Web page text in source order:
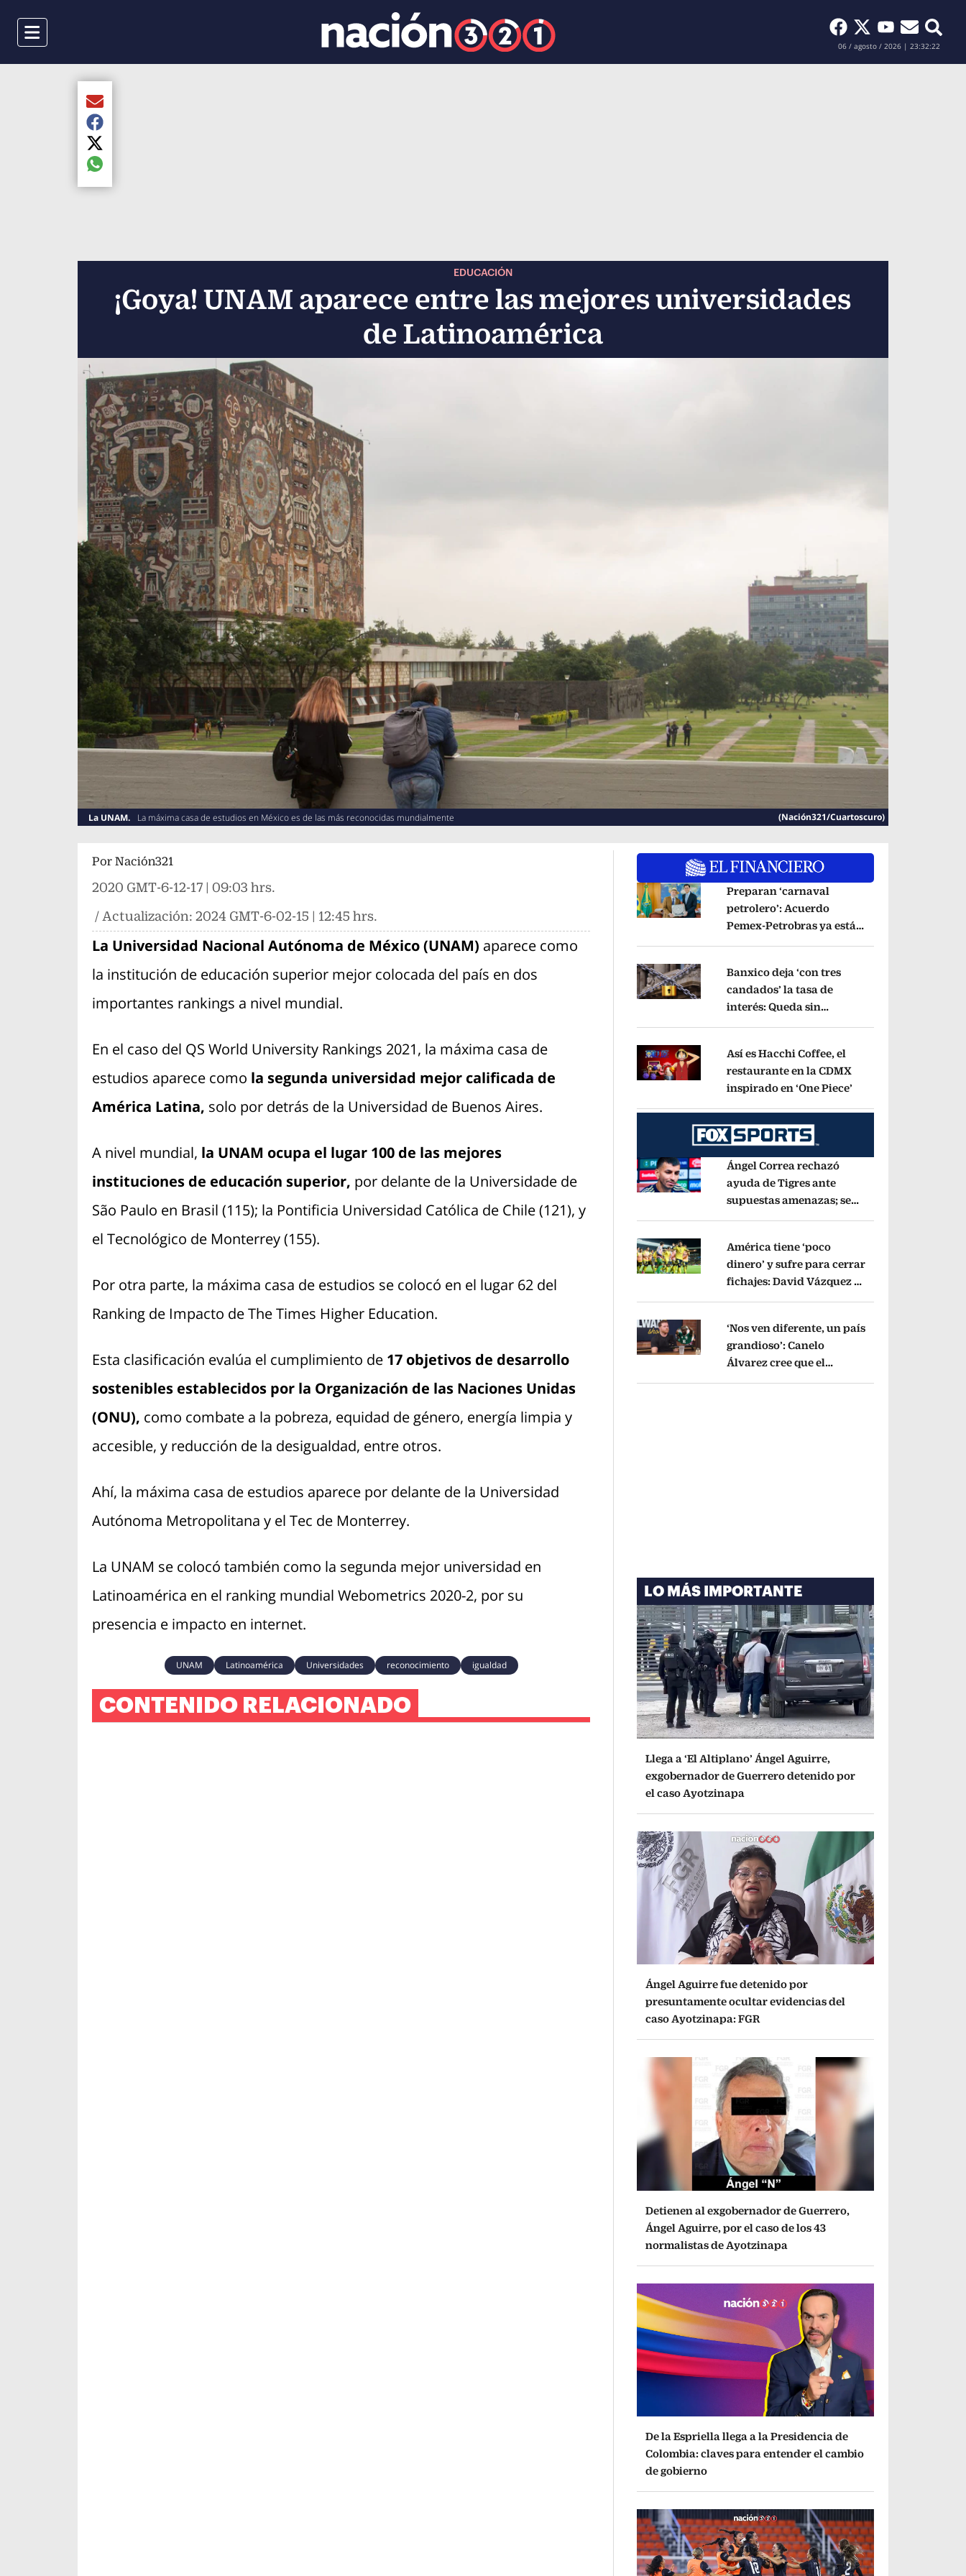
Menu Buscar
06 / agosto / 2026 | 23:32:23
EDUCACIÓN
¡Goya! UNAM aparece entre las mejores universidades
de Latinoamérica
La UNAM. La máxima casa de estudios en México es de las más reconocidas mundialmente (Nación321/Cuartoscuro)
Compartir el artículo actual mediante Email
Compartir el artículo actual mediante Facebook
Compartir el artículo actual mediante Twitter
Compartir el artículo actual mediante global.social-whatsapp
Por Nación321
2020 GMT-6-12-17 | 09:03 hrs.
/ Actualización: 2024 GMT-6-02-15 | 12:45 hrs.
La Universidad Nacional Autónoma de México (UNAM) aparece como
la institución de educación superior mejor colocada del país en dos
importantes rankings a nivel mundial.
En el caso del QS World University Rankings 2021, la máxima casa de
estudios aparece como la segunda universidad mejor calificada de
América Latina, solo por detrás de la Universidad de Buenos Aires.
A nivel mundial, la UNAM ocupa el lugar 100 de las mejores
instituciones de educación superior, por delante de la Universidade de
São Paulo en Brasil (115); la Pontificia Universidad Católica de Chile (121), y
el Tecnológico de Monterrey (155).
Por otra parte, la máxima casa de estudios se colocó en el lugar 62 del
Ranking de Impacto de The Times Higher Education.
Esta clasificación evalúa el cumplimiento de 17 objetivos de desarrollo
sostenibles establecidos por la Organización de las Naciones Unidas
(ONU), como combate a la pobreza, equidad de género, energía limpia y
accesible, y reducción de la desigualdad, entre otros.
Ahí, la máxima casa de estudios aparece por delante de la Universidad
Autónoma Metropolitana y el Tec de Monterrey.
La UNAM se colocó también como la segunda mejor universidad en
Latinoamérica en el ranking mundial Webometrics 2020-2, por su
presencia e impacto en internet.
UNAM Latinoamérica Universidades reconocimiento igualdad
CONTENIDO RELACIONADO
Opens in new window
Preparan ‘carnaval
petrolero’: Acuerdo
Pemex-Petrobras ya está
Opens in new window
Banxico deja ‘con tres
candados’ la tasa de
interés: Queda sin
Opens in new window
Así es Hacchi Coffee, el
restaurante en la CDMX
inspirado en ‘One Piece’
Opens in new window
Ángel Correa rechazó
ayuda de Tigres ante
supuestas amenazas; se
Opens in new window
América tiene ‘poco
dinero’ y sufre para cerrar
fichajes: David Vázquez se
Opens in new window
‘Nos ven diferente, un país
grandioso’: Canelo
Álvarez cree que el
LO MÁS IMPORTANTE
Llega a ‘El Altiplano’ Ángel Aguirre,
exgobernador de Guerrero detenido por
el caso Ayotzinapa
Ángel Aguirre fue detenido por
presuntamente ocultar evidencias del
caso Ayotzinapa: FGR
Detienen al exgobernador de Guerrero,
Ángel Aguirre, por el caso de los 43
normalistas de Ayotzinapa
De la Espriella llega a la Presidencia de
Colombia: claves para entender el cambio
de gobierno